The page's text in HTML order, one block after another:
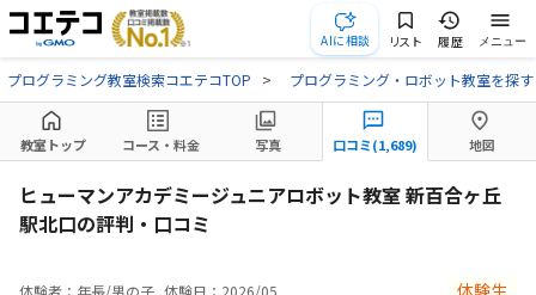
AIに相談 リスト 履歴 メニュー
プログラミング教室検索コエテコTOP プログラミング・ロボット教室を探す
教室トップ コース・料金 写真 口コミ(1,689) 地図
ヒューマンアカデミージュニアロボット教室 新百合ヶ丘
駅北口の評判・口コミ
体験者：年長/男の子 体験日：2026/05 体験生